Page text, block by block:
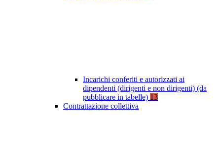
Incarichi conferiti e autorizzati ai
dipendenti (dirigenti e non dirigenti) (da
pubblicare in tabelle) 13
Contrattazione collettiva